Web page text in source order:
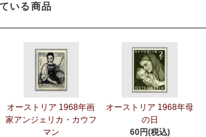
いる商品
オーストリア 1968年画
家アンジェリカ・カウフ
マン
オーストリア 1968年母
の日
60円(税込)